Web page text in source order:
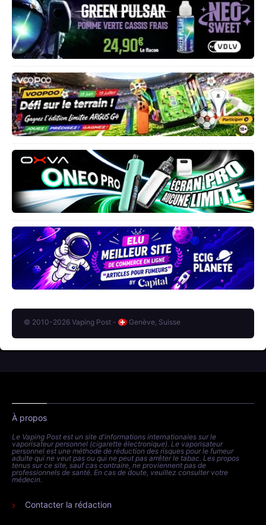
© 2010-2026 Vaping Post - Genève, Suisse
À propos
Le Vaping Post est un site d'informations internationales sur le
vaporisateur personnel (cigarette électronique). Le vaporisateur
personnel est une méthode de réduction des risques pour le fumeur
adulte qui ne veut pas ou qui ne peut pas arrêter le tabac. Les propos
tenus sur ce site, sauf cas contraire, ne proviennent pas de
professionnels de santé. En cas de doute, veuillez consulter votre
médecin.
Contacter la rédaction